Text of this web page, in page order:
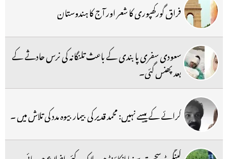
فراق گورکھپوری کا شعر اور آج کا ہندوستان
سعودی سفری پابندی کے باعث تلنگانہ کی نرس حادثے کے
بعد پھنس گئی۔
کرائے کے پیسے نہیں: محمد قدیر کی بیمار بیوہ مدد کی تلاش میں ۔